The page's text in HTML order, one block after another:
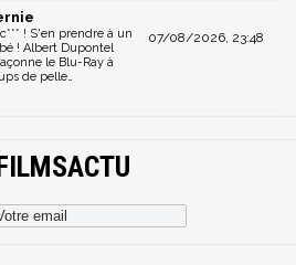
07/08/2026, 23:48
! S'en prendre à un
! Albert Dupontel
le Blu-Ray à
de pelle…